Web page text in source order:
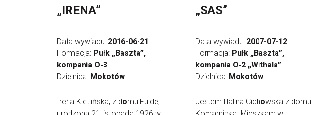
„IRENA”
Data wywiadu: 2016-06-21
Formacja: Pułk „Baszta”,
kompania O-3
Dzielnica: Mokotów
Irena Kietlińska, z domu Fulde,
„SAS”
Data wywiadu: 2007-07-12
Formacja: Pułk „Baszta”,
kompania O-2 „Withala”
Dzielnica: Mokotów
Jestem Halina Cichowska z domu